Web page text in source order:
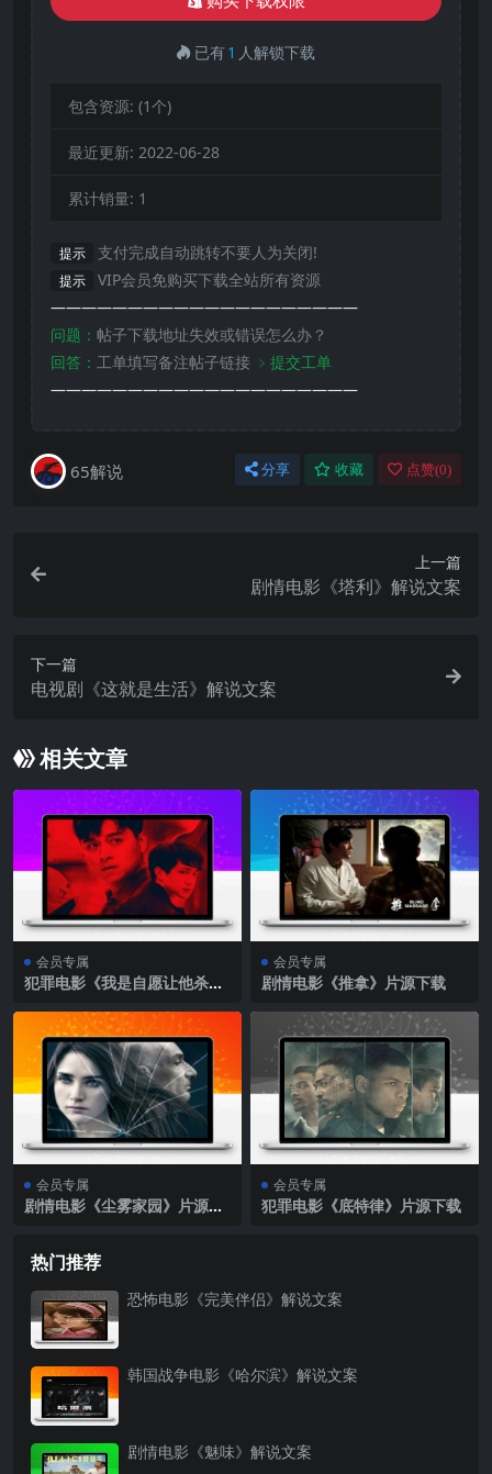
已有1 人解锁下载
包含资源: (1个)
最近更新: 2022-06-28
累计销量: 1
提示 支付完成自动跳转不要人为关闭!
提示
VIP会员免购买下载全站所有资源
————————————————————
问题： 帖子下载地址失效或错误怎么办？
回答： 工单填写备注帖子链接 ﹥提交工单
————————————————————
65解说 分享 收藏 点赞(0)
上一篇
剧情电影《塔利》解说文案
下一篇
电视剧《这就是生活》解说文案
相关文章
会员专属
犯罪电影《我是自愿让他杀了
会员专属
剧情电影《推拿》片源下载
会员专属
剧情电影《尘雾家园》片源下
会员专属
犯罪电影《底特律》片源下载
热门推荐
恐怖电影《完美伴侣》解说文案
韩国战争电影《哈尔滨》解说文案
剧情电影《魅味》解说文案